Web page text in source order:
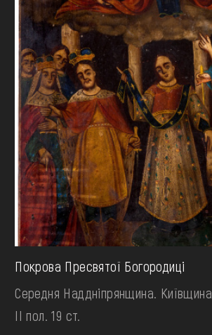
Покрова Пресвятої Богородиці
Середня Наддніпрянщина. Київщина
II пол. 19 ст.